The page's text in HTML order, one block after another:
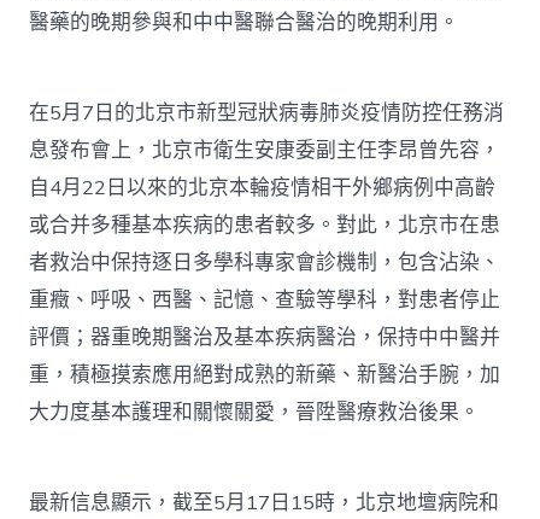
醫藥的晚期參與和中中醫聯合醫治的晚期利用。
在5月7日的北京市新型冠狀病毒肺炎疫情防控任務消
息發布會上，北京市衛生安康委副主任李昂曾先容，
自4月22日以來的北京本輪疫情相干外鄉病例中高齡
或合并多種基本疾病的患者較多。對此，北京市在患
者救治中保持逐日多學科專家會診機制，包含沾染、
重癥、呼吸、西醫、記憶、查驗等學科，對患者停止
評價；器重晚期醫治及基本疾病醫治，保持中中醫并
重，積極摸索應用絕對成熟的新藥、新醫治手腕，加
大力度基本護理和關懷關愛，晉陞醫療救治後果。
最新信息顯示，截至5月17日15時，北京地壇病院和